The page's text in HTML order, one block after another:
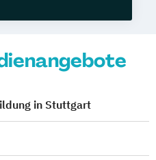
in Stuttgart